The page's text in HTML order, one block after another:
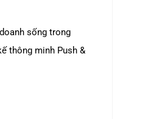
sống trong
thông minh Push &